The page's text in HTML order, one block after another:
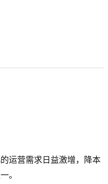
运营需求日益激增，降本
。